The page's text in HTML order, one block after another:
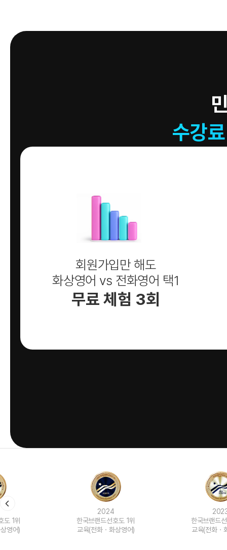
수강
회원가입만 해도
화상영어 vs 전화영어 택1
무료 체험 3회
한국브랜드선호도 1위
교육(전화ㆍ화상영어)
한국브랜드선호도 1위
교육(전화ㆍ화상영어)